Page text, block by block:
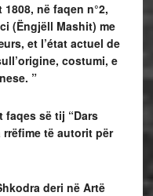
1808, në faqen n°2,
(Ëngjëll Mashit) me
et l’état actuel de
costumi, e
”
faqes së tij “Dars
rrëfime të autorit për
deri në Artë